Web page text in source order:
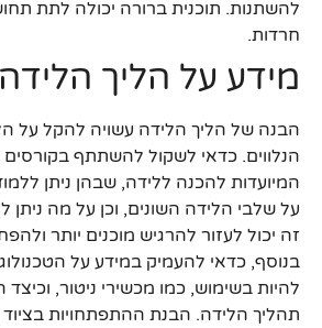
להשתנות. תוכנית ברורה יכולה לתת
חרדות.
מידע על הליך הלידה
הבנה של הליך הלידה עשויה להקל על
הנלווים. כדאי לשקול להשתתף בקורסים
המיועדות להכנה ללידה, שבהן ניתן
על שלבי הלידה השונים, וכן על מה ניתן
זה יכול לעזור להרגיש מוכנים יותר
בנוסף, כדאי להעמיק במידע על
להיות בשימוש, כמו מכשירי ניטור,
תהליך הלידה. הבנת ההתפתחויות בציוד